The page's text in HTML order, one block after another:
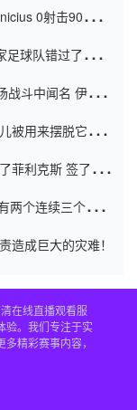
0射击90分钟
球队错过了世界
斗中闻名 伊万放
被用来摆脱它
菲利克斯 签了7年
两个连续三个连续
造成巨大的灾难！
在线直播观看服
验。我们专注于实
精彩赛事内容，